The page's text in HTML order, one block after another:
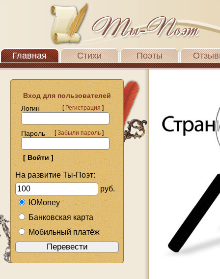
Главная Стихи Поэты
Вход для пользователей
Логин
[Регистрация]
Пароль [Забыли пароль]
На развитие Ты-Поэт:
руб.
ЮMoney
Банковская карта
Мобильный платёж